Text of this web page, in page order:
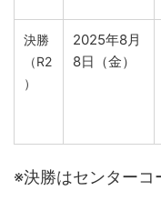
決勝
（R2
）
2025年8月
8日（金）
※決勝はセンターコ